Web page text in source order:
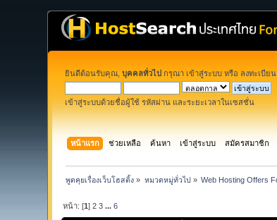
ยินดีต้อนรับคุณ,บุคคลทั่วไป กรุณา เข้าสู่ระบบ หรือ ลงทะเบียน
เข้าสู่ระบบด้วยชื่อผู้ใช้ รหัสผ่าน และระยะเวลาในเซสชั่น
หน้าแรก ช่วยเหลือ ค้นหา เข้าสู่ระบบ สมัครสมาชิก
พูดคุยเรื่องเว็บโฮสติ้ง » หมวดหมู่ทั่วไป» Web Hosting Offers
หน้า: [1]2 3 ...6